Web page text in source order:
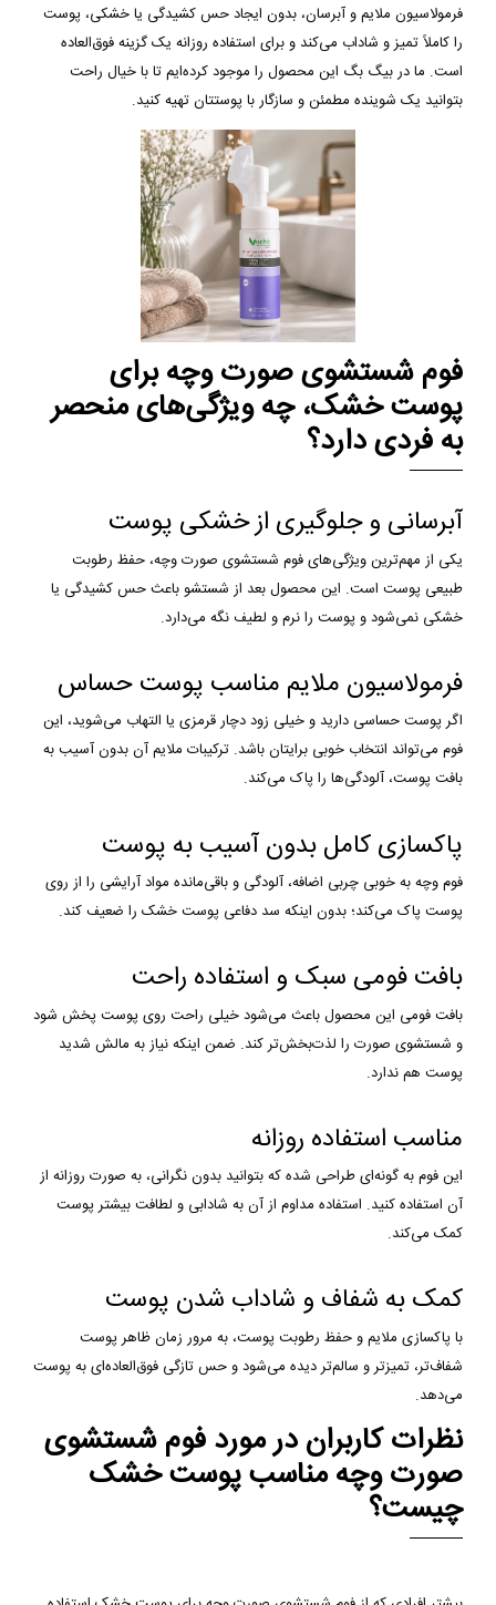
فرمولاسیون ملایم و آبرسان، بدون ایجاد حس کشیدگی یا خشکی، پوست
را کاملاً تمیز و شاداب می‌کند و برای استفاده روزانه یک گزینه فوق‌العاده
است. ما در بیگ بگ این محصول را موجود کرده‌ایم تا با خیال راحت
بتوانید یک شوینده مطمئن و سازگار با پوستتان تهیه کنید.
فوم شستشوی صورت وچه برای
پوست خشک، چه ویژگی‌های منحصر
به فردی دارد؟
آبرسانی و جلوگیری از خشکی پوست
یکی از مهم‌ترین ویژگی‌های فوم شستشوی صورت وچه، حفظ رطوبت
طبیعی پوست است. این محصول بعد از شستشو باعث حس کشیدگی یا
خشکی نمی‌شود و پوست را نرم و لطیف نگه می‌دارد.
فرمولاسیون ملایم مناسب پوست حساس
اگر پوست حساسی دارید و خیلی زود دچار قرمزی یا التهاب می‌شوید، این
فوم می‌تواند انتخاب خوبی برایتان باشد. ترکیبات ملایم آن بدون آسیب به
بافت پوست، آلودگی‌ها را پاک می‌کند.
پاکسازی کامل بدون آسیب به پوست
فوم وچه به خوبی چربی اضافه، آلودگی و باقی‌مانده مواد آرایشی را از روی
پوست پاک می‌کند؛ بدون اینکه سد دفاعی پوست خشک را ضعیف کند.
بافت فومی سبک و استفاده راحت
بافت فومی این محصول باعث می‌شود خیلی راحت روی پوست پخش شود
و شستشوی صورت را لذت‌بخش‌تر کند. ضمن اینکه نیاز به مالش شدید
پوست هم ندارد.
مناسب استفاده روزانه
این فوم به گونه‌ای طراحی شده که بتوانید بدون نگرانی، به صورت روزانه از
آن استفاده کنید. استفاده مداوم از آن به شادابی و لطافت بیشتر پوست
کمک می‌کند.
کمک به شفاف و شاداب شدن پوست
با پاکسازی ملایم و حفظ رطوبت پوست، به مرور زمان ظاهر پوست
شفاف‌تر، تمیزتر و سالم‌تر دیده می‌شود و حس تازگی فوق‌العاده‌ای به پوست
می‌دهد.
نظرات کاربران در مورد فوم شستشوی
صورت وچه مناسب پوست خشک
چیست؟